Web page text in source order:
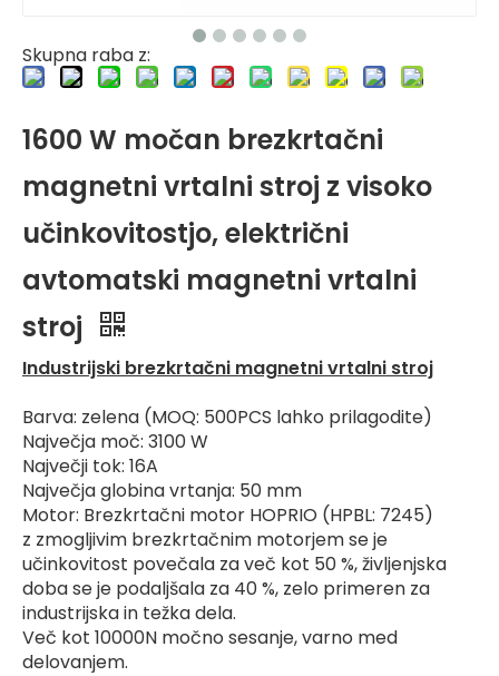
Skupna raba z:
1600 W močan brezkrtačni
magnetni vrtalni stroj z visoko
učinkovitostjo, električni
avtomatski magnetni vrtalni
stroj
Industrijski brezkrtačni magnetni vrtalni stroj
Barva: zelena (MOQ: 500PCS lahko prilagodite)
Največja moč: 3100 W
Največji tok: 16A
Največja globina vrtanja: 50 mm
Motor: Brezkrtačni motor HOPRIO (HPBL: 7245)
z zmogljivim brezkrtačnim motorjem se je
učinkovitost povečala za več kot 50 %, življenjska
doba se je podaljšala za 40 %, zelo primeren za
industrijska in težka dela.
Več kot 10000N močno sesanje, varno med
delovanjem.